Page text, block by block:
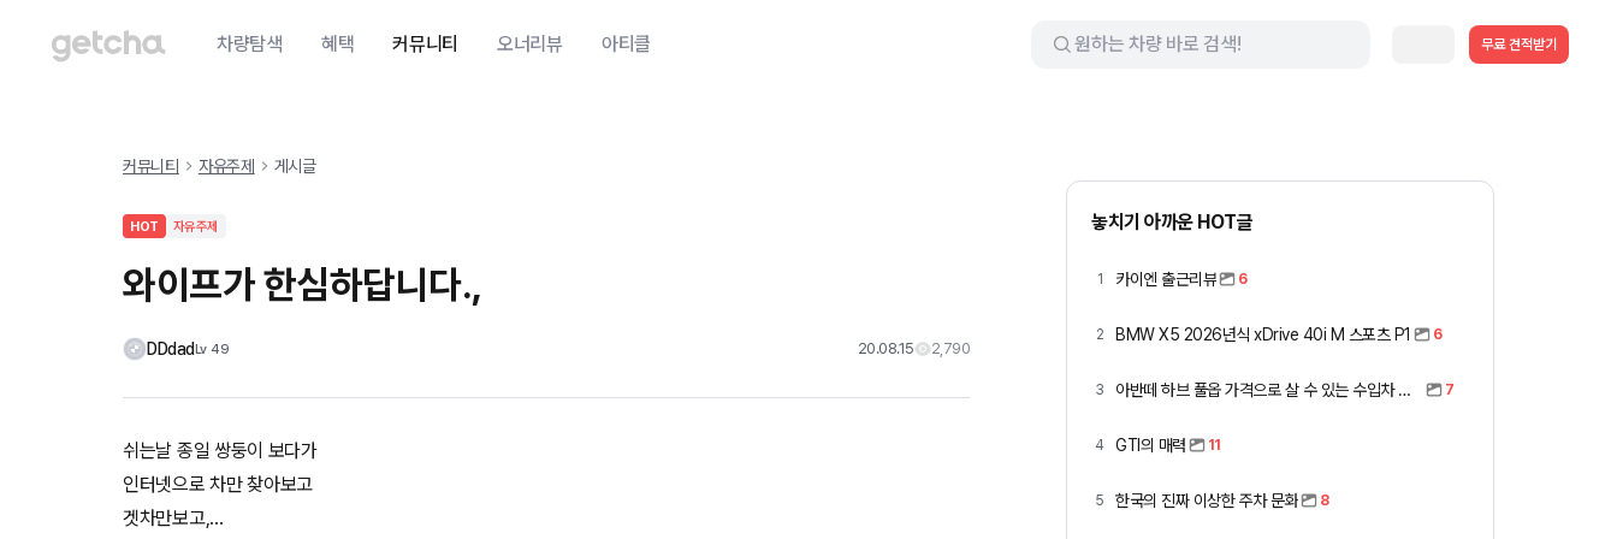
차량탐색 혜택 커뮤니티 오너리뷰 아티클 무료 견적받기
커뮤니티 자유주제 게시글
HOT 자유주제
와이프가 한심하답니다.,
DDdadLv49 20.08.15 2,790
쉬는날 종일 쌍둥이 보다가
인터넷으로 차만 찾아보고
겟차만보고,...
놓치기 아까운 HOT글
1 카이엔 출근리뷰 6
2 BMW X5 2026년식 xDrive 40i M 스포츠 P1 6
3 아반떼 하브 풀옵 가격으로 살 수 있는 수입차 모아봤습니다 (중고 포함) 7
4 GTI의 매력 11
5 한국의 진짜 이상한 주차 문화 8